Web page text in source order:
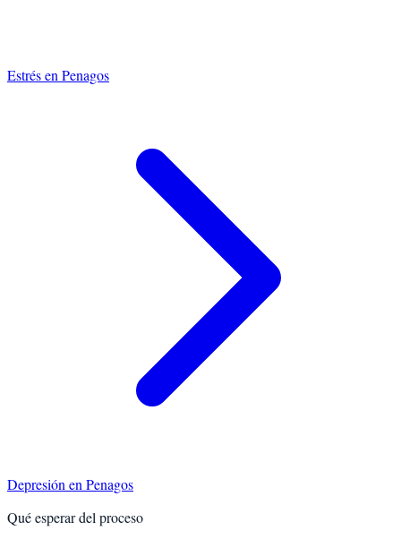
Estrésen Penagos
Depresión en Penagos
Qué esperar del proceso